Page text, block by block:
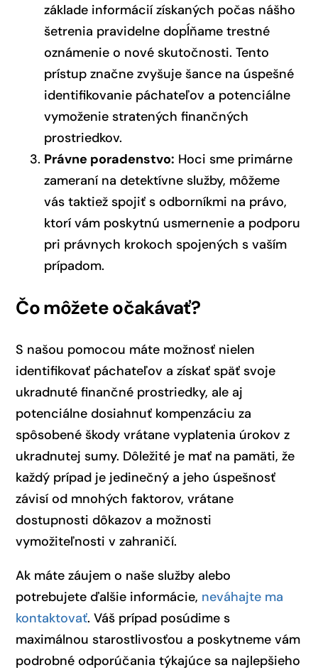
základe informácií získaných počas nášho
šetrenia pravidelne dopĺňame trestné
oznámenie o nové skutočnosti. Tento
prístup značne zvyšuje šance na úspešné
identifikovanie páchateľov a potenciálne
vymoženie stratených finančných
prostriedkov.
Právne poradenstvo: Hoci sme primárne
zameraní na detektívne služby, môžeme
vás taktiež spojiť s odborníkmi na právo,
ktorí vám poskytnú usmernenie a podporu
pri právnych krokoch spojených s vaším
prípadom.
Čo môžete očakávať?
S našou pomocou máte možnosť nielen
identifikovať páchateľov a získať späť svoje
ukradnuté finančné prostriedky, ale aj
potenciálne dosiahnuť kompenzáciu za
spôsobené škody vrátane vyplatenia úrokov z
ukradnutej sumy. Dôležité je mať na pamäti, že
každý prípad je jedinečný a jeho úspešnosť
závisí od mnohých faktorov, vrátane
dostupnosti dôkazov a možnosti
vymožiteľnosti v zahraničí.
Ak máte záujem o naše služby alebo
potrebujete ďalšie informácie, neváhajte ma
kontaktovať. Váš prípad posúdime s
maximálnou starostlivosťou a poskytneme vám
podrobné odporúčania týkajúce sa najlepšieho